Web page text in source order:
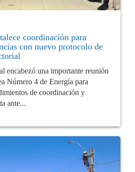
coordinación para
con nuevo protocolo de
encabezó una importante reunión
Número 4 de Energía para
de coordinación y
ante...